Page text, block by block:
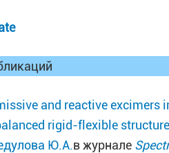
and reactive
rigid-flexible structure
Ю.А.в журнале